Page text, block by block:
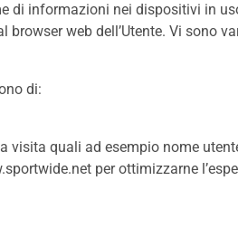
di informazioni nei dispositivi in
web dell’Utente. Vi sono
di:
visita quali ad esempio nome
per ottimizzarne